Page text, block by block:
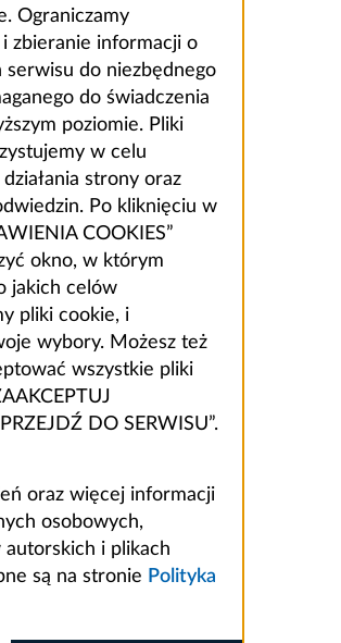
Ograniczamy
zbieranie informacji o
serwisu do niezbędnego
do świadczenia
poziomie. Pliki
w celu
strony oraz
Po kliknięciu w
COOKIES”
okno, w którym
jakich celów
pliki cookie, i
wybory. Możesz też
wszystkie pliki
DO SERWISU”.
oraz więcej informacji
osobowych,
i plikach
są na stronie Polityka